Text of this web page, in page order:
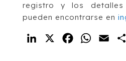
registro y los detalles
pueden encontrarse en
LinkedIn Facebook